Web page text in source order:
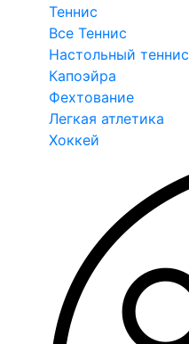
Теннис
Все Теннис
Настольный теннис
Капоэйра
Фехтование
Легкая атлетика
Хоккей